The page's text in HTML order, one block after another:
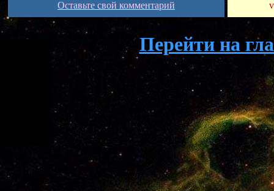
Оставьте свой комментарий
Перейти на